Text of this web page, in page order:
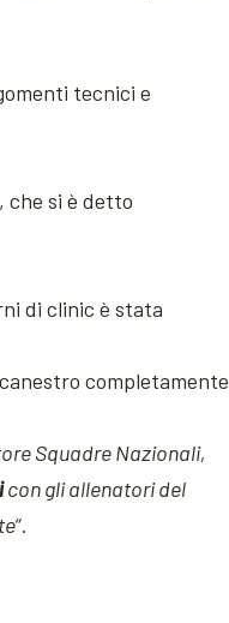
tecnici e
che si è detto
di clinic è stata
completamente
Squadre Nazionali,
con gli allenatori del
“.